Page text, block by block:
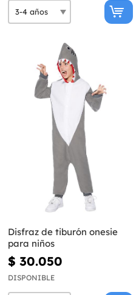
Disfraz de tiburón onesie
para niños
$ 30.050
DISPONIBLE